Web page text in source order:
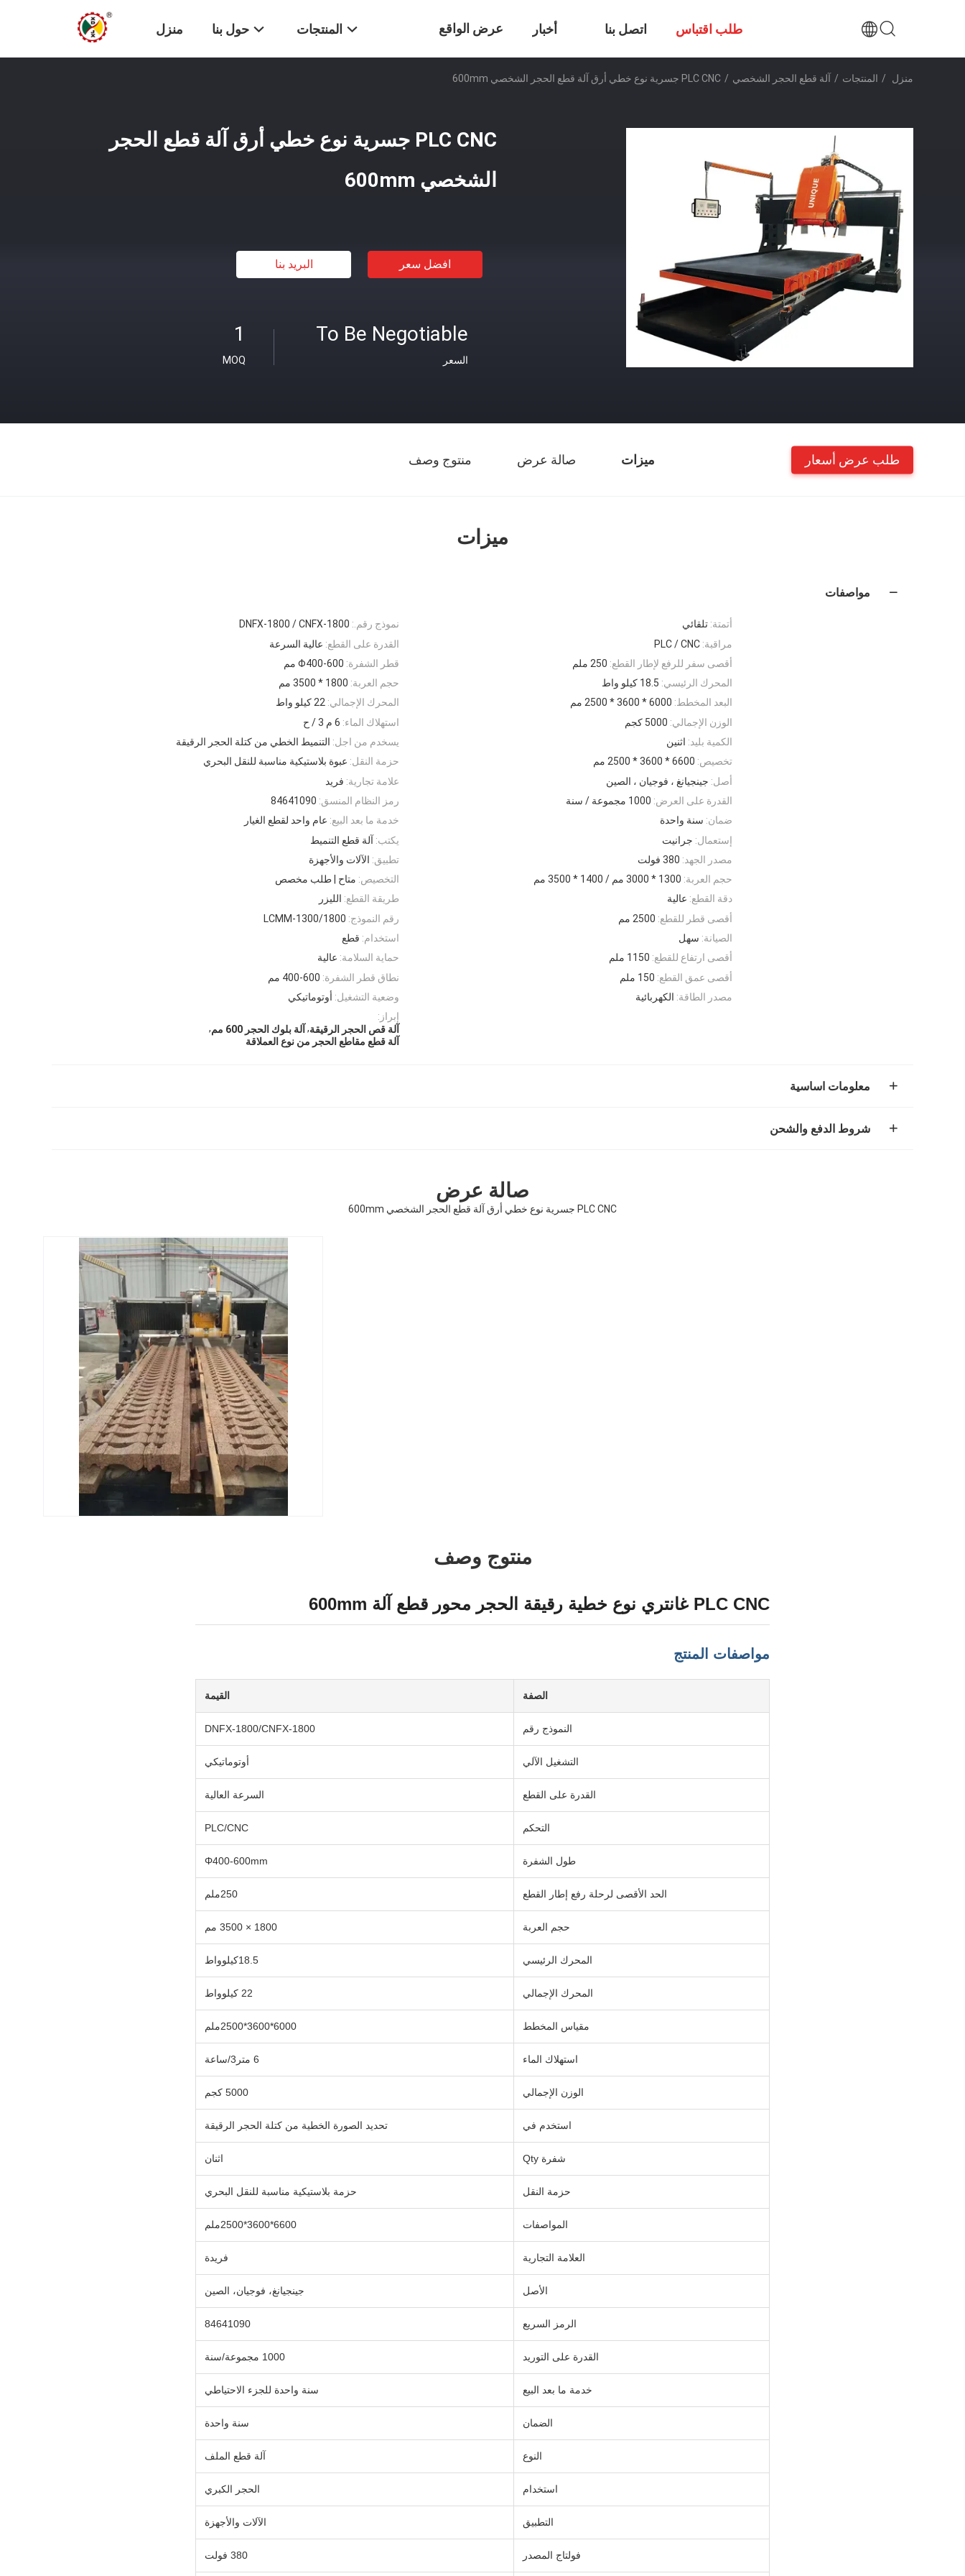
منزل حول بنا المنتجات عرض الواقع
الافتراضي
أخبار اتصل بنا طلب اقتباس
منزل / المنتجات / آلة قطع الحجر الشخصي / PLC CNC جسرية نوع خطي أرق آلة قطع الحجر الشخصي 600mm
PLC CNC جسرية نوع خطي أرق آلة قطع الحجر
الشخصي 600mm
افضل سعر البريد بنا
1
MOQ
To Be Negotiable
السعر
ميزات صالة عرض منتوج وصف طلب عرض أسعار
ميزات
مواصفات
نموذج رقم.: DNFX-1800 / CNFX-1800 أتمتة: تلقائي
القدرة على القطع: عالية السرعة مراقبة: PLC / CNC
قطر الشفرة: Φ400-600 مم أقصى سفر للرفع لإطار القطع: 250 ملم
حجم العربة: 1800 * 3500 مم المحرك الرئيسي: 18.5 كيلو واط
المحرك الإجمالي: 22 كيلو واط البعد المخطط: 6000 * 3600 * 2500 مم
استهلاك الماء: 6 م 3 / ح الوزن الإجمالي: 5000 كجم
يسخدم من اجل: التنميط الخطي من كتلة الحجر الرقيقة الكمية بليد: اثنين
حزمة النقل: عبوة بلاستيكية مناسبة للنقل البحري تخصيص: 6600 * 3600 * 2500 مم
علامة تجارية: فريد أصل: جينجيانغ ، فوجيان ، الصين
رمز النظام المنسق: 84641090 القدرة على العرض: 1000 مجموعة / سنة
خدمة ما بعد البيع: عام واحد لقطع الغيار ضمان: سنة واحدة
يكتب: آلة قطع التنميط إستعمال: جرانيت
تطبيق: الآلات والأجهزة مصدر الجهد: 380 فولت
التخصيص: متاح | طلب مخصص حجم العربة: 1300 * 3000 مم / 1400 * 3500 مم
طريقة القطع: الليزر دقة القطع: عالية
رقم النموذج: LCMM-1300/1800 أقصى قطر للقطع: 2500 مم
استخدام: قطع الصيانة: سهل
حماية السلامة: عالية أقصى ارتفاع للقطع: 1150 ملم
نطاق قطر الشفرة: 400-600 مم أقصى عمق القطع: 150 ملم
وضعية التشغيل: أوتوماتيكي مصدر الطاقة: الكهربائية
إبراز:
آلة قص الحجر الرقيقة,آلة بلوك الحجر 600 مم
,
آلة قطع مقاطع الحجر من نوع العملاقة
معلومات اساسية
شروط الدفع والشحن
صالة عرض
PLC CNC جسرية نوع خطي أرق آلة قطع الحجر الشخصي 600mm
منتوج وصف
PLC CNC غانتري نوع خطية رقيقة الحجر محور قطع آلة 600mm
مواصفات المنتج
الصفة القيمة
النموذج رقم DNFX-1800/CNFX-1800
التشغيل الآلي أوتوماتيكي
القدرة على القطع السرعة العالية
التحكم PLC/CNC
طول الشفرة Φ400-600mm
الحد الأقصى لرحلة رفع إطار القطع 250ملم
حجم العربة 1800 × 3500 مم
المحرك الرئيسي 18.5كيلوواط
المحرك الإجمالي 22 كيلوواط
مقياس المخطط 6000*3600*2500ملم
استهلاك الماء 6 متر3/ساعة
الوزن الإجمالي 5000 كجم
استخدم في تحديد الصورة الخطية من كتلة الحجر الرقيقة
شفرة Qty اثنان
حزمة النقل حزمة بلاستيكية مناسبة للنقل البحري
المواصفات 6600*3600*2500ملم
العلامة التجارية فريدة
الأصل جينجيانغ، فوجيان، الصين
الرمز السريع 84641090
القدرة على التوريد 1000 مجموعة/سنة
خدمة ما بعد البيع سنة واحدة للجزء الاحتياطي
الضمان سنة واحدة
النوع آلة قطع الملف
استخدام الحجر الكبري
التطبيق الآلات والأجهزة
فولتاج المصدر 380 فولت